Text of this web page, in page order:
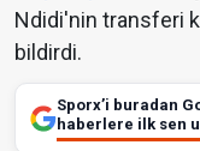
Ndidi'nin transferi
bildirdi.
Sporx’i buradan
haberlere ilk sen